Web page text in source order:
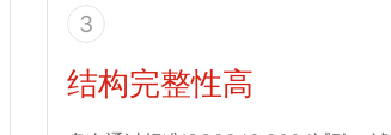
3
结构完整性高